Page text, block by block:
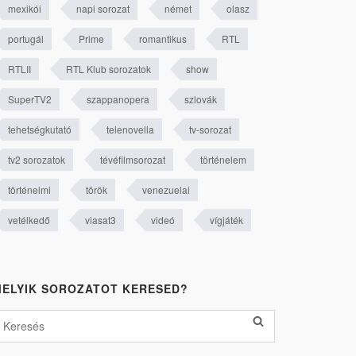
mexikói napi sorozat német olasz
portugál Prime romantikus RTL
RTLII RTL Klub sorozatok show
SuperTV2 szappanopera szlovák
tehetségkutató telenovella tv-sorozat
tv2 sorozatok tévéfilmsorozat történelem
történelmi török venezuelai
vetélkedő viasat3 videó vígjáték
SOROZATOT KERESED?